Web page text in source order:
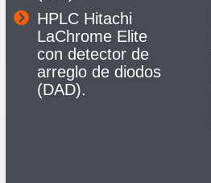
HPLC Hitachi
LaChrome Elite
con detector de
arreglo de diodos
(DAD).